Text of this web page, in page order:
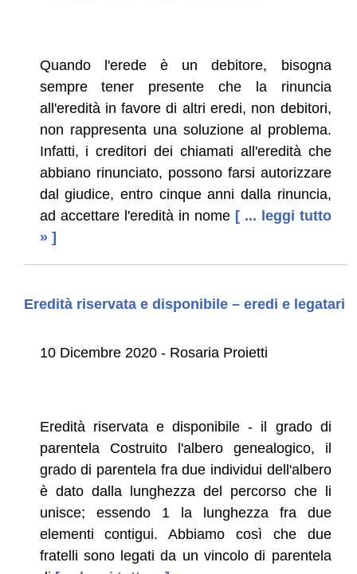
Quando l'erede è un debitore, bisogna
sempre tener presente che la rinuncia
all'eredità in favore di altri eredi, non debitori,
non rappresenta una soluzione al problema.
Infatti, i creditori dei chiamati all'eredità che
abbiano rinunciato, possono farsi autorizzare
dal giudice, entro cinque anni dalla rinuncia,
ad accettare l'eredità in nome [ ... leggi tutto
» ]
Eredità riservata e disponibile – eredi e legatari
10 Dicembre 2020 - Rosaria Proietti
Eredità riservata e disponibile - il grado di
parentela Costruito l'albero genealogico, il
grado di parentela fra due individui dell'albero
è dato dalla lunghezza del percorso che li
unisce; essendo 1 la lunghezza fra due
elementi contigui. Abbiamo così che due
fratelli sono legati da un vincolo di parentela